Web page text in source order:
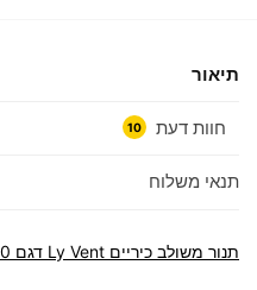
תיאור
חוות דעת 10
תנאי משלוח
תנור משולב כיריים Ly Vent דגם OHV710